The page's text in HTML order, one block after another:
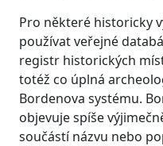
Pro některé historicky
používat veřejné
registr historických
totéž co úplná
Bordenova systému.
objevuje spíše
součástí názvu nebo